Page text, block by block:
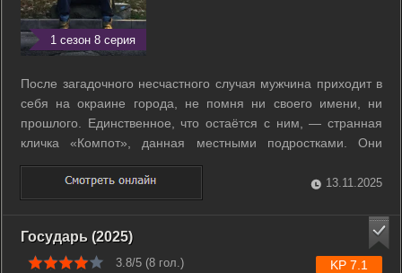
1 сезон 8 серия
После загадочного несчастного случая мужчина приходит в
себя на окраине города, не помня ни своего имени, ни
прошлого. Единственное, что остаётся с ним, — странная
кличка «Компот», данная местными подростками. Они
становятся его единственными друзьями и помогают искать
ответы, но чем больше он вспоминает, тем опаснее
становится его жизнь. ...
13.11.2025
Государь (2025)
3.8/5 (8 гол.) KP 7.1